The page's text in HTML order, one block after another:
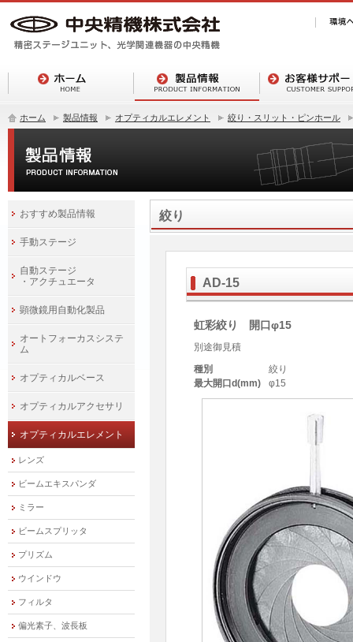
ホーム 製品情報 オプティカルエレメント 絞り・スリット・ピンホール
絞り
AD-15
虹彩絞り 開口φ15
別途御見積
種別
絞り
最大開口d(mm)
φ15
おすすめ製品情報
手動ステージ
自動ステージ
・アクチュエータ
顕微鏡用自動化製品
オートフォーカスシステ
ム
オプティカルベース
オプティカルアクセサリ
オプティカルエレメント
レンズ
ビームエキスパンダ
ミラー
ビームスプリッタ
プリズム
ウインドウ
フィルタ
偏光素子、波長板